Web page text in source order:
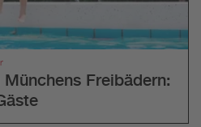
Freibädern: